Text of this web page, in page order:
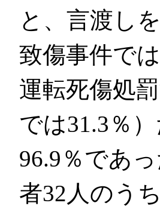
と、言渡し
致傷事件で
運転死傷処
では31.3％
96.9％であ
者32人のう